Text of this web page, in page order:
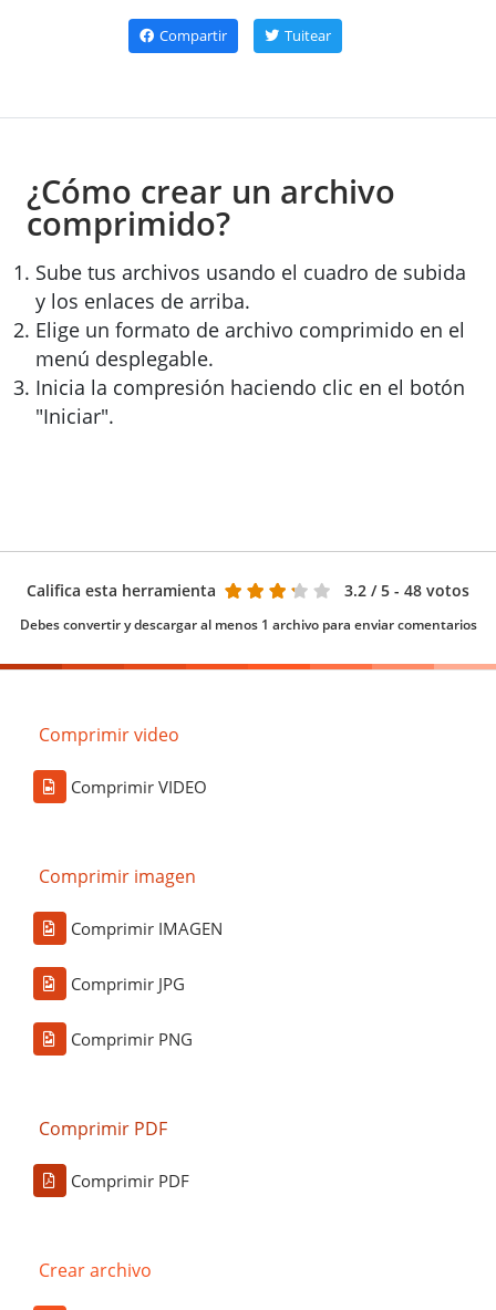
Compartir Tuitear
¿Cómo crear un archivo
comprimido?
Sube tus archivos usando el cuadro de subida
y los enlaces de arriba.
Elige un formato de archivo comprimido en el
menú desplegable.
Inicia la compresión haciendo clic en el botón
"Iniciar".
Califica esta herramienta 3.2 / 5 - 48 votos
Debes convertir y descargar al menos 1 archivo para enviar comentarios
Comprimir video
Comprimir VIDEO
Comprimir imagen
Comprimir IMAGEN
Comprimir JPG
Comprimir PNG
Comprimir PDF
Comprimir PDF
Crear archivo